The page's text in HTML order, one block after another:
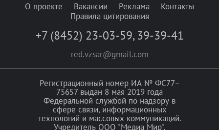
О проекте Вакансии Реклама
Контакты
Правила цитирования
+7 (8452) 23-03-59, 39-39-41
red.vzsar@gmail.com
Регистрационный номер ИА № ФС77–
75657 выдан 8 мая 2019 года
Федеральной службой по надзору в
сфере связи, информационных
технологий и массовых коммуникаций.
Учредитель ООО "Медиа Мир".